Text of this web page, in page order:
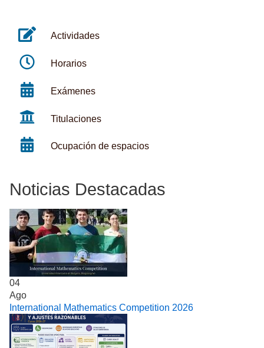
Actividades
Horarios
Exámenes
Titulaciones
Ocupación de espacios
Noticias Destacadas
04
Ago
International Mathematics Competition 2026